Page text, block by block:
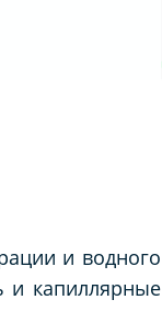
и водного
и капиллярные